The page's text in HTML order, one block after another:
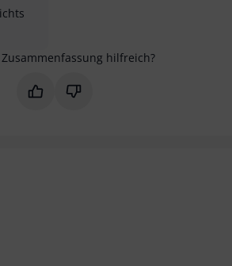
hilfreich?
Markieren Sie diese
Markieren Sie diese